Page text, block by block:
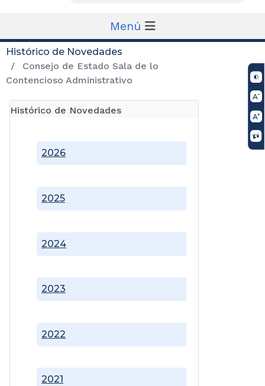
Menú
Histórico de Novedades
Consejo de Estado Sala de lo
Contencioso Administrativo
Histórico de Novedades
2021
2022
2023
2024
2025
2026